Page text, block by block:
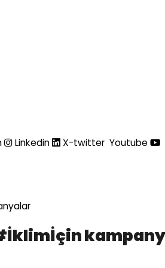
Linkedin X-twitter Youtube